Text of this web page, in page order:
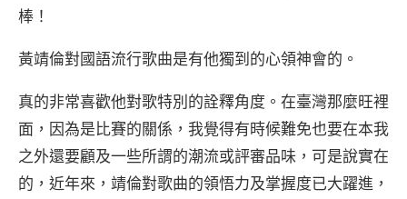
棒！
黃靖倫對國語流行歌曲是有他獨到的心領神會的。
真的非常喜歡他對歌特別的詮釋角度。在臺灣那麼旺裡
面，因為是比賽的關係，我覺得有時候難免也要在本我
之外還要顧及一些所謂的潮流或評審品味，可是說實在
的，近年來，靖倫對歌曲的領悟力及掌握度已大躍進，